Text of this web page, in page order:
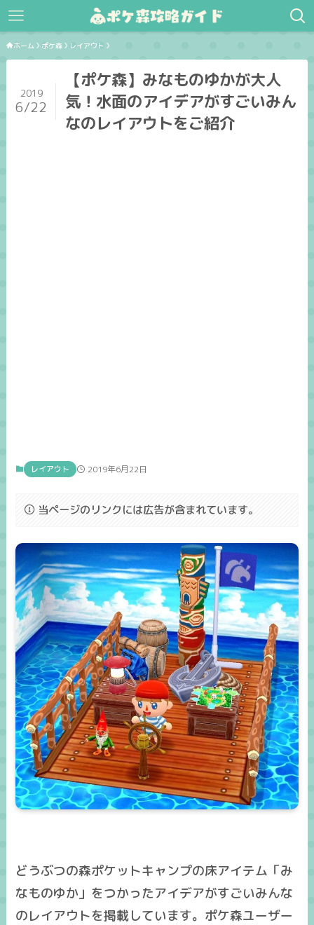
ホーム ポケ森 レイアウト
【ポケ森】みなものゆかが大人
気！水面のアイデアがすごいみん
なのレイアウトをご紹介
2019
6/22
レイアウト 2019年6月22日
当ページのリンクには広告が含まれています。
どうぶつの森ポケットキャンプの床アイテム「み
なものゆか」をつかったアイデアがすごいみんな
のレイアウトを掲載しています。ポケ森ユーザー